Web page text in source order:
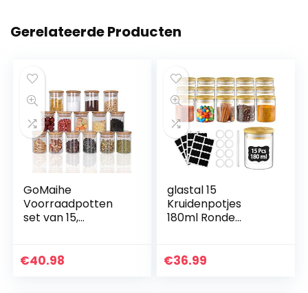
Gerelateerde Producten
GoMaihe
Voorraadpotten
set van 15,
Luchtdichte Glazen
€40.98
glastal 15
Kruidenpotjes
180ml Ronde
Bamboe Deksel 32
€36.99